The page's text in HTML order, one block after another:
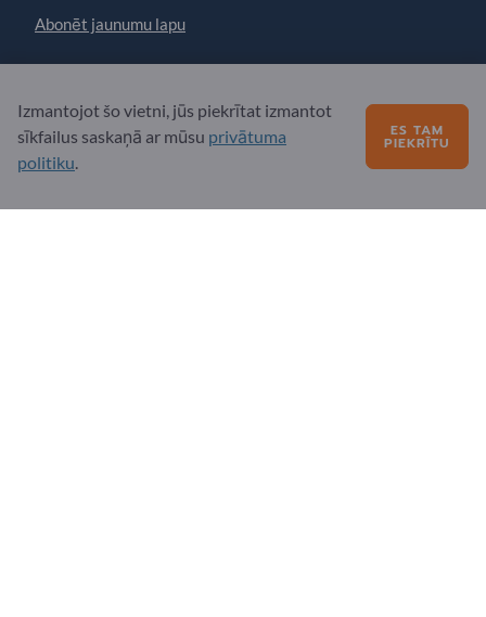
Abonēt jaunumu lapu
Biežāk uzdotie jautājumi
Izmantojot šo vietni, jūs piekrītat izmantot
sīkfailus saskaņā ar mūsu privātuma
politiku.
ES TAM
PIEKRĪTU